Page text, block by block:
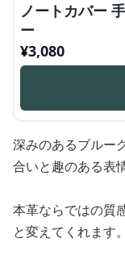
ノートカバー
ー
¥3,080
深みのあるブルー
合いと趣のある表
本革ならではの質
と変えてくれます。